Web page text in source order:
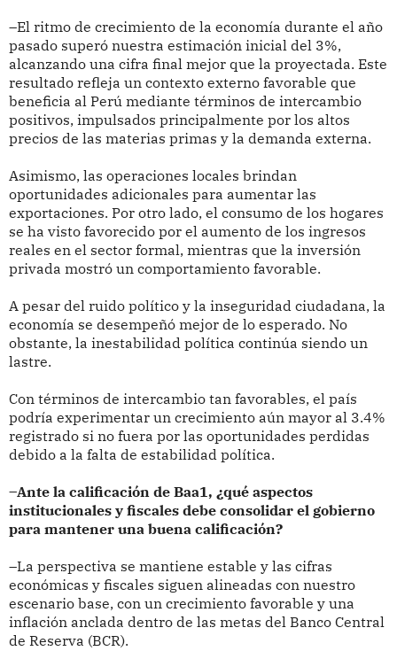
–El ritmo de crecimiento de la economía durante el año
pasado superó nuestra estimación inicial del 3%,
alcanzando una cifra final mejor que la proyectada. Este
resultado refleja un contexto externo favorable que
beneficia al Perú mediante términos de intercambio
positivos, impulsados principalmente por los altos
precios de las materias primas y la demanda externa.
Asimismo, las operaciones locales brindan
oportunidades adicionales para aumentar las
exportaciones. Por otro lado, el consumo de los hogares
se ha visto favorecido por el aumento de los ingresos
reales en el sector formal, mientras que la inversión
privada mostró un comportamiento favorable.
A pesar del ruido político y la inseguridad ciudadana, la
economía se desempeñó mejor de lo esperado. No
obstante, la inestabilidad política continúa siendo un
lastre.
Con términos de intercambio tan favorables, el país
podría experimentar un crecimiento aún mayor al 3.4%
registrado si no fuera por las oportunidades perdidas
debido a la falta de estabilidad política.
–Ante la calificación de Baa1, ¿qué aspectos
institucionales y fiscales debe consolidar el gobierno
para mantener una buena calificación?
–La perspectiva se mantiene estable y las cifras
económicas y fiscales siguen alineadas con nuestro
escenario base, con un crecimiento favorable y una
inflación anclada dentro de las metas del Banco Central
de Reserva (BCR).